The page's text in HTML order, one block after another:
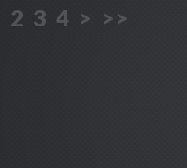
2 3 4 > >>